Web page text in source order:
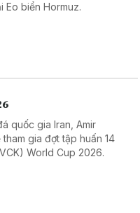
Eo biển Hormuz.
quốc gia Iran, Amir
gia đợt tập huấn 14
World Cup 2026.